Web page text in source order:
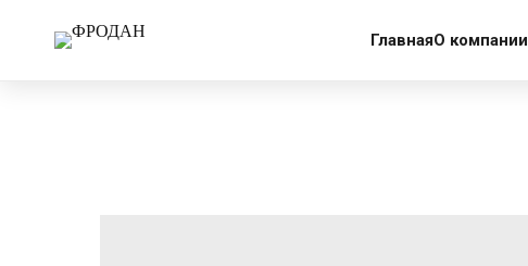
ГлавнаяО компании
More products